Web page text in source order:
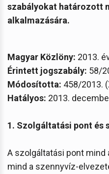
szabályokat határozott
alkalmazására.
Magyar Közlöny: 2013.
Érintett jogszabály: 58/
Módosította: 458/2013.
Hatályos: 2013.
1. Szolgáltatási pont és
A szolgáltatási pont
mind a szennyvíz-